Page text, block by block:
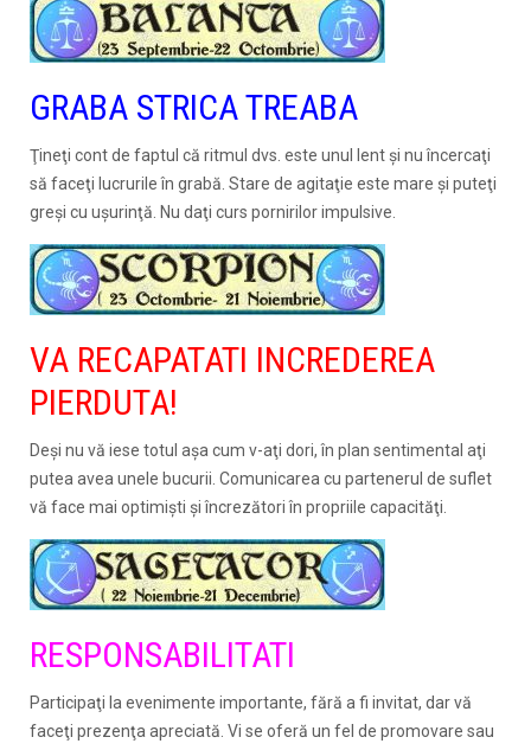
GRABA STRICA TREABA
Ţineţi cont de faptul că ritmul dvs. este unul lent şi nu încercaţi
să faceţi lucrurile în grabă. Stare de agitaţie este mare şi puteţi
greşi cu uşurinţă. Nu daţi curs pornirilor impulsive.
VA RECAPATATI INCREDEREA
PIERDUTA!
Deşi nu vă iese totul aşa cum v-aţi dori, în plan sentimental aţi
putea avea unele bucurii. Comunicarea cu partenerul de suflet
vă face mai optimişti şi încrezători în propriile capacităţi.
RESPONSABILITATI
Participaţi la evenimente importante, fără a fi invitat, dar vă
faceţi prezenţa apreciată. Vi se oferă un fel de promovare sau